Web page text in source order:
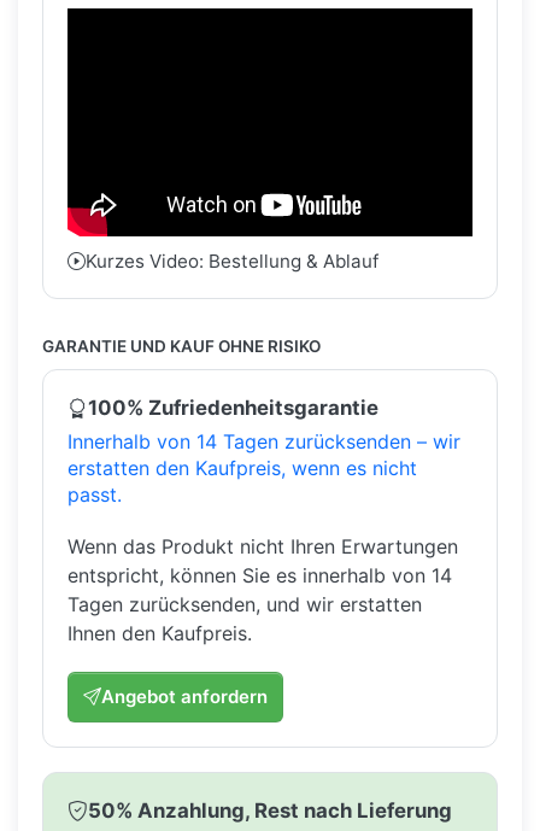
Kurzes Video: Bestellung & Ablauf
GARANTIE UND KAUF OHNE RISIKO
100% Zufriedenheitsgarantie
Innerhalb von 14 Tagen zurücksenden – wir
erstatten den Kaufpreis, wenn es nicht
passt.
Wenn das Produkt nicht Ihren Erwartungen
entspricht, können Sie es innerhalb von 14
Tagen zurücksenden, und wir erstatten
Ihnen den Kaufpreis.
Angebot anfordern
50% Anzahlung, Rest nach Lieferung